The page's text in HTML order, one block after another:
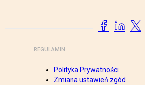
REGULAMIN
Polityka Prywatności
Zmiana ustawień zgód